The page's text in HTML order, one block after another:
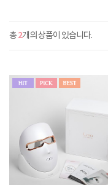
총2개의 상품이 있습니다.